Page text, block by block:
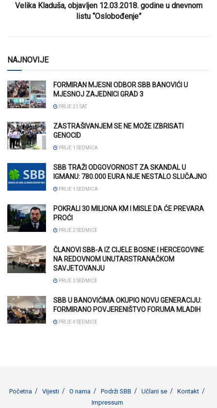
Velika Kladuša, objavljen 12.03.2018. godine u dnevnom
listu “Oslobođenje”
NAJNOVIJE
FORMIRAN MJESNI ODBOR SBB BANOVIĆI U
MJESNOJ ZAJEDNICI GRAD 3
PRIJE 21 SAT
ZASTRAŠIVANJEM SE NE MOŽE IZBRISATI
GENOCID
PRIJE 1 SEDMICA
SBB TRAŽI ODGOVORNOST ZA SKANDAL U
IGMANU: 780.000 EURA NIJE NESTALO SLUČAJNO
PRIJE 1 SEDMICA
POKRALI 30 MILIONA KM I MISLE DA ĆE PREVARA
PROĆI
PRIJE 2 SEDMICE
ČLANOVI SBB-A IZ CIJELE BOSNE I HERCEGOVINE
NA REDOVNOM UNUTARSTRANAČKOM
SAVJETOVANJU
PRIJE 3 SEDMICE
SBB U BANOVIĆIMA OKUPIO NOVU GENERACIJU:
FORMIRANO POVJERENIŠTVO FORUMA MLADIH
PRIJE 4 SEDMICE
Početna Vijesti O nama Podrži SBB Učlani se
Kontakt
Impressum